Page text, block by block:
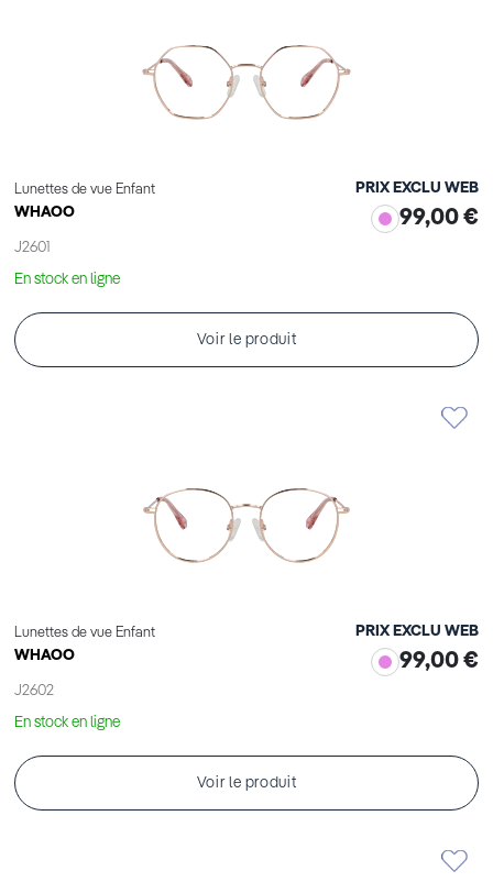
Lunettes de vue Enfant
WHAOO
J2601
PRIX EXCLU WEB
99,00 €
En stock en ligne
Voir le produit
Lunettes de vue Enfant
WHAOO
J2602
PRIX EXCLU WEB
99,00 €
En stock en ligne
Voir le produit